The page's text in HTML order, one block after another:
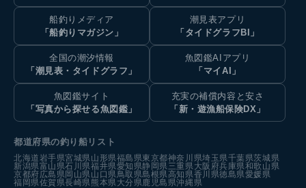
船釣りメディア
「船釣りマガジン」
潮見表アプリ
「タイドグラフBI」
全国の潮汐情報
「潮見表・タイドグラフ」
魚図鑑AIアプリ
「マイAI」
魚図鑑サイト
「写真から探せる魚図鑑」
充実の補償内容と安さ
「新・遊漁船保険DX」
都道府県の釣り船リスト
北海道岩手県宮城県山形県福島県東京都神奈川県埼玉県千葉県茨城県
新潟県富山県石川県福井県愛知県静岡県三重県大阪府兵庫県和歌山県
京都府広島県岡山県山口県鳥取県島根県高知県香川県徳島県愛媛県
福岡県佐賀県長崎県熊本県大分県鹿児島県沖縄県